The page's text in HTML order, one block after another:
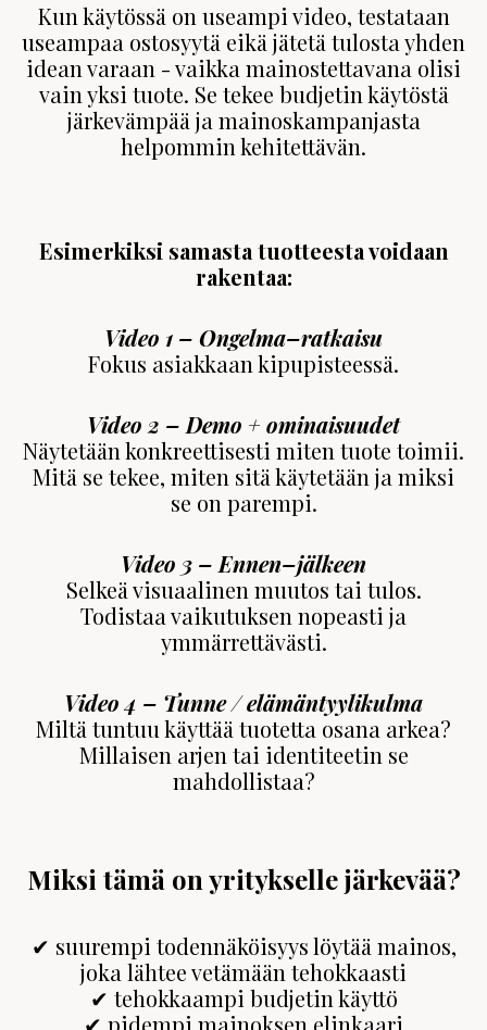
Kun käytössä on useampi video, testataan
useampaa ostosyytä eikä jätetä tulosta yhden
idean varaan - vaikka mainostettavana olisi
vain yksi tuote. Se tekee budjetin käytöstä
järkevämpää ja mainoskampanjasta
helpommin kehitettävän.
Esimerkiksi samasta tuotteesta voidaan
rakentaa:
Video 1 – Ongelma–ratkaisu
Fokus asiakkaan kipupisteessä.
Video 2 – Demo + ominaisuudet
Näytetään konkreettisesti miten tuote toimii.
Mitä se tekee, miten sitä käytetään ja miksi
se on parempi.
Video 3 – Ennen–jälkeen
Selkeä visuaalinen muutos tai tulos.
Todistaa vaikutuksen nopeasti ja
ymmärrettävästi.
Video 4 – Tunne / elämäntyylikulma
Miltä tuntuu käyttää tuotetta osana arkea?
Millaisen arjen tai identiteetin se
mahdollistaa?
Miksi tämä on yritykselle järkevää?
✔ suurempi todennäköisyys löytää mainos,
joka lähtee vetämään tehokkaasti
✔ tehokkaampi budjetin käyttö
✔ pidempi mainoksen elinkaari